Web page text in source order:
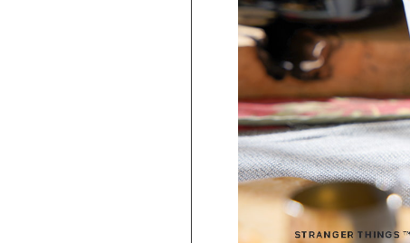
【波佐見焼】BARBAR 蕎麦猪口大辞典 × Netflix ス
トレンジャー・シングス そばちょこ Escape ＆